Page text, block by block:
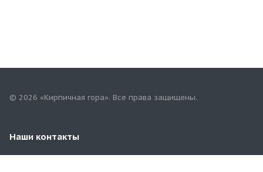
© 2026 «Кирпичная гора». Все права защищены.
Наши контакты
8(901)802-96-99